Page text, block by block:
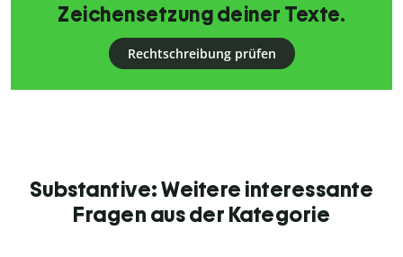
Zeichensetzung deiner Texte.
Rechtschreibung prüfen
Substantive: Weitere interessante
Fragen aus der Kategorie